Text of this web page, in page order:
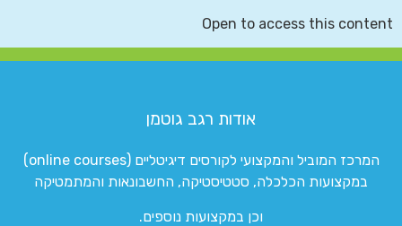
Open to access this content
אודות רגב גוטמן
המרכז המוביל והמקצועי לקורסים דיגיטליים (online courses)
במקצועות הכלכלה, סטטיסטיקה, החשבונאות והמתמטיקה
וכן במקצועות נוספים.